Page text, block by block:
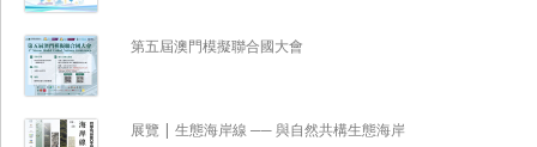
第五屆澳門模擬聯合國大會
展覽 | 生態海岸線 ── 與自然共構生態海岸